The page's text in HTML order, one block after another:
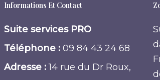
Informations Et Contact
Suite services PRO
Téléphone :09 84 43 24 68
Adresse :14 rue du Dr Roux,